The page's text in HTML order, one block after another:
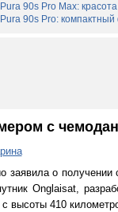
90s Pro Max:
90s Pro:
с
заявила о
Onglaisat,
высоты 410